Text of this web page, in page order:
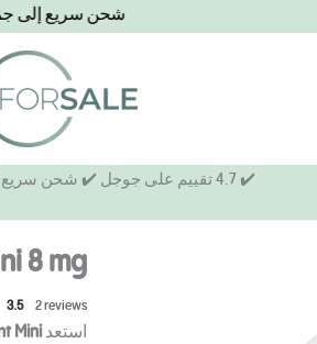
شحن سريع إلى
✔️ 4.7 تقييم على جوجل ✔️ شحن سريع ✔️
8 mg
3.5 2 reviews
استعد icy !Mini